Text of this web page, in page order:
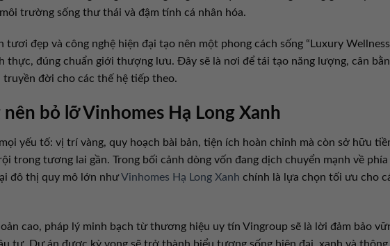
trường sống thư thái và đậm tính cá nhân hóa.
đẹp và công nghệ hiện đại tạo nên một phong cách sống “Luxury
thực, đúng chuẩn giới thượng lưu. Đây sẽ là nơi để tái tạo năng lượng, cân
đời cho các thế hệ tiếp theo.
nên bỏ lỡ Vinhomes Hạ Long Xanh
yếu tố: vị trí vàng, quy hoạch bài bản, tiện ích hoàn chỉnh mà còn sở hữu
trong tương lai gần. Trong bối cảnh dòng vốn đang dịch chuyển mạnh về phía
đô thị quy mô lớn nhưVinhomes Hạ Long Xanh chính là lựa chọn tối ưu cho
cao, pháp lý minh bạch từ thương hiệu uy tín Vingroup sẽ là lời đảm bảo